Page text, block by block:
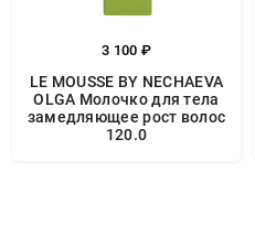
3 100 ₽
LE MOUSSE BY NECHAEVA
OLGA Молочко для тела
замедляющее рост волос
120.0